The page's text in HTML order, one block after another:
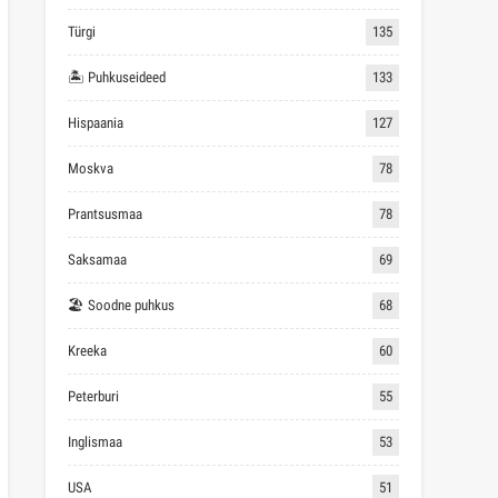
Türgi 135
🏝 Puhkuseideed 133
Hispaania 127
Moskva 78
Prantsusmaa 78
Saksamaa 69
🏖 Soodne puhkus 68
Kreeka 60
Peterburi 55
Inglismaa 53
USA 51